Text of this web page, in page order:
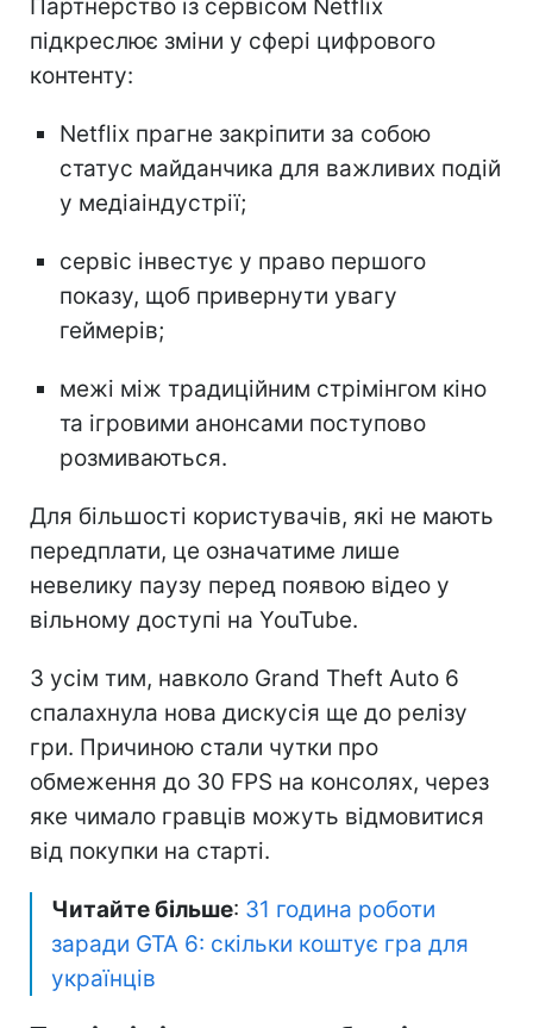
Партнерство із сервісом Netflix
підкреслює зміни у сфері цифрового
контенту:
Netflix прагне закріпити за собою
статус майданчика для важливих подій
у медіаіндустрії;
сервіс інвестує у право першого
показу, щоб привернути увагу
геймерів;
межі між традиційним стрімінгом кіно
та ігровими анонсами поступово
розмиваються.
Для більшості користувачів, які не мають
передплати, це означатиме лише
невелику паузу перед появою відео у
вільному доступі на YouTube.
З усім тим, навколо Grand Theft Auto 6
спалахнула нова дискусія ще до релізу
гри. Причиною стали чутки про
обмеження до 30 FPS на консолях, через
яке чимало гравців можуть відмовитися
від покупки на старті.
Читайте більше: 31 година роботи
заради GTA 6: скільки коштує гра для
українців